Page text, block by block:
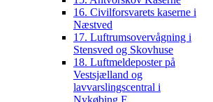
16. Civilforsvarets kaserne i
Næstved
17. Luftrumsovervågning i
Stensved og Skovhuse
18. Luftmeldeposter på
Vestsjælland og
lavvarslingscentral i
Nykøbing F.